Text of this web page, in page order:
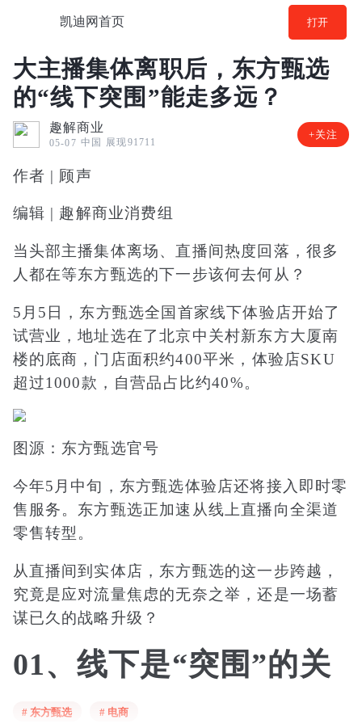
凯迪网首页 打开
大主播集体离职后，东方甄选
的“线下突围”能走多远？
趣解商业
05-07 中国 展现91711
+关注
作者 | 顾声
编辑 | 趣解商业消费组
当头部主播集体离场、直播间热度回落，很多
人都在等东方甄选的下一步该何去何从？
5月5日，东方甄选全国首家线下体验店开始了
试营业，地址选在了北京中关村新东方大厦南
楼的底商，门店面积约400平米，体验店SKU
超过1000款，自营品占比约40%。
图源：东方甄选官号
今年5月中旬，东方甄选体验店还将接入即时零
售服务。东方甄选正加速从线上直播向全渠道
零售转型。
从直播间到实体店，东方甄选的这一步跨越，
究竟是应对流量焦虑的无奈之举，还是一场蓄
谋已久的战略升级？
01、线下是“突围”的关
键
# 东方甄选 # 电商